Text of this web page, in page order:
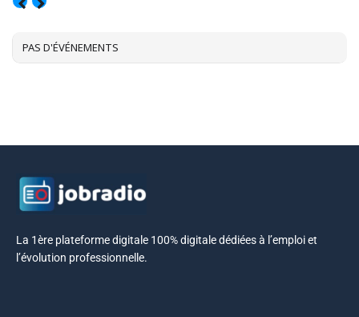
PAS D'ÉVÉNEMENTS
La 1ère plateforme digitale 100% digitale dédiées à l’emploi et
l’évolution professionnelle.